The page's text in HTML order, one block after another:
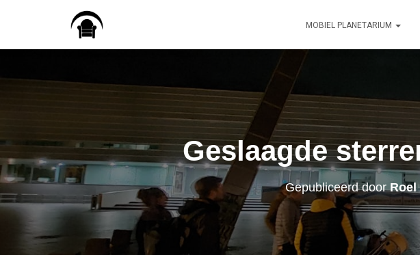
MOBIEL PLANETARIUM
Geslaagde
Gepubliceerd doorRoel